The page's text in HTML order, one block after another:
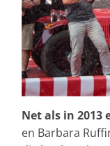
Net als in 2013
en Barbara